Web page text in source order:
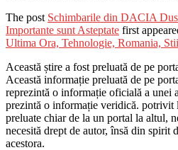
The post Schimbarile din DACIA
Importante sunt Asteptate first
Ultima Ora, Tehnologie, Romania,
Această știre a fost preluată de pe
Această informație preluată de pe
reprezintă o informație oficială a unei
prezintă o informație veridică.
preluate chiar de la un portal la altul,
necesită drept de autor, însă din spirit
acestora.